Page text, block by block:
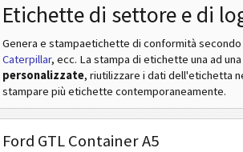
Etichette di settore e di
Genera e stampaetichette di conformità
Caterpillar, ecc. La stampa di etichette una ad una
personalizzate, riutilizzare i dati dell'etichetta
stampare più etichette contemporaneamente.
Ford GTL Container A5